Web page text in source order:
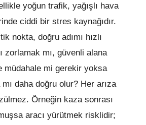
yoğun trafik, yağışlı hava
ciddi bir stres kaynağıdır.
nokta, doğru adımı hızlı
zorlamak mı, güvenli alana
müdahale mi gerekir yoksa
daha doğru olur? Her arıza
Örneğin kaza sonrası
aracı yürütmek risklidir;